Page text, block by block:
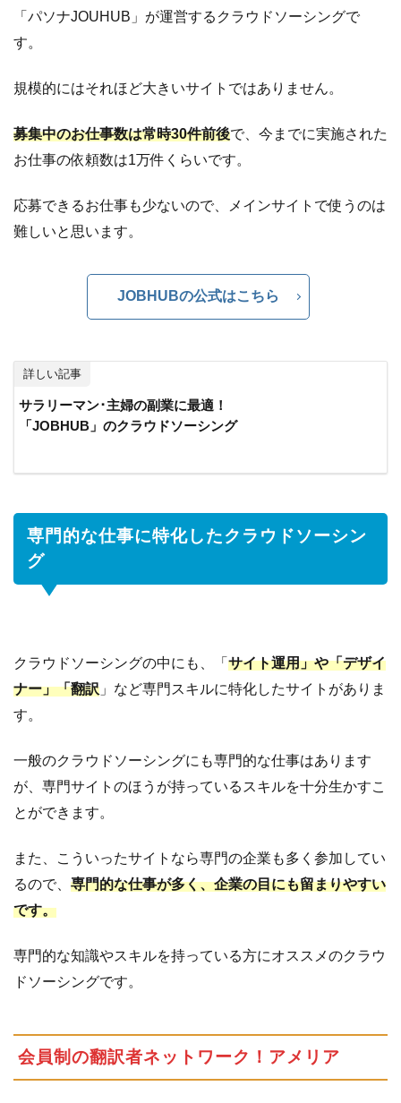
「パソナJOUHUB」が運営するクラウドソーシングで
す。
規模的にはそれほど大きいサイトではありません。
募集中のお仕事数は常時30件前後で、今までに実施された
お仕事の依頼数は1万件くらいです。
応募できるお仕事も少ないので、メインサイトで使うのは
難しいと思います。
JOBHUBの公式はこちら
詳しい記事
サラリーマン･主婦の副業に最適！
「JOBHUB」のクラウドソーシング
専門的な仕事に特化したクラウドソーシン
グ
クラウドソーシングの中にも、「 サイト運用」や「デザイ
ナー」「翻訳 」など専門スキルに特化したサイトがありま
す。
一般のクラウドソーシングにも専門的な仕事はあります
が、専門サイトのほうが持っているスキルを十分生かすこ
とができます。
また、こういったサイトなら専門の企業も多く参加してい
るので、 専門的な仕事が多く、企業の目にも留まりやすい
です。
専門的な知識やスキルを持っている方にオススメのクラウ
ドソーシングです。
会員制の翻訳者ネットワーク！アメリア